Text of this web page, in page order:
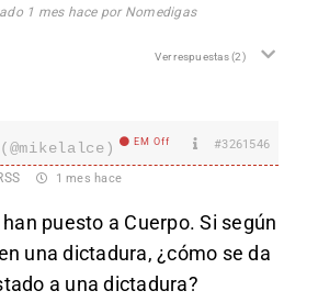
1 mes hace por Nomedigas
Ver respuestas(2)
(@mikelalce) EM Off #3261546
1 mes hace
puesto a Cuerpo. Si según
una dictadura, ¿cómo se da
a una dictadura?